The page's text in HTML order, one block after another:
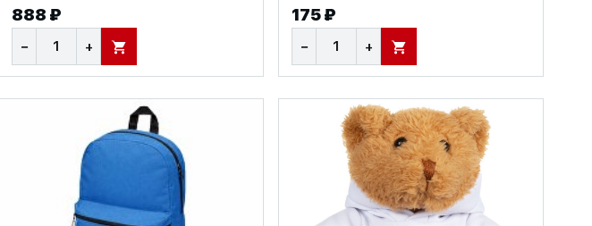
888 ₽
− + В КОРЗИНУ
175 ₽
− + В КОРЗИНУ